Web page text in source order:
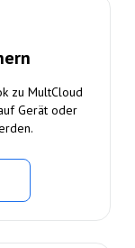
zu MultCloud
Gerät oder